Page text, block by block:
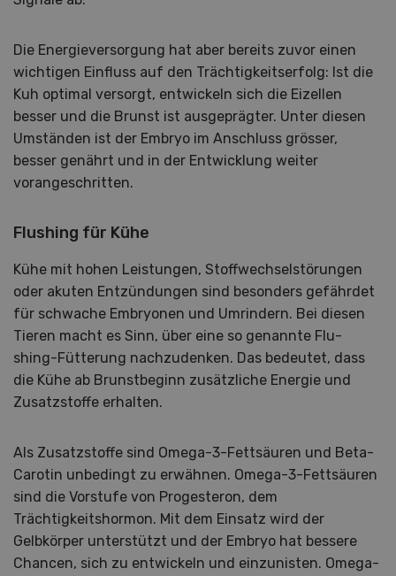
Die Energieversorgung hat aber bereits zuvor einen
wichtigen Einfluss auf den Trächtigkeitserfolg: Ist die
Kuh optimal versorgt, entwickeln sich die Eizellen
besser und die Brunst ist ausgeprägter. Unter diesen
Umständen ist der Embryo im Anschluss grösser,
besser genährt und in der Entwicklung weiter
vorangeschritten.
Flushing für Kühe
Kühe mit hohen Leistungen, Stoffwechselstörungen
oder akuten Entzündungen sind besonders gefährdet
für schwache Embryonen und Umrindern. Bei diesen
Tieren macht es Sinn, über eine so genannte Flu-
shing-Fütterung nachzudenken. Das bedeutet, dass
die Kühe ab Brunstbeginn zusätzliche Energie und
Zusatzstoffe erhalten.
Als Zusatzstoffe sind Omega-3-Fettsäuren und Beta-
Carotin unbedingt zu erwähnen. Omega-3-Fettsäuren
sind die Vorstufe von Progesteron, dem
Trächtigkeitshormon. Mit dem Einsatz wird der
Gelbkörper unterstützt und der Embryo hat bessere
Chancen, sich zu entwickeln und einzunisten. Omega-